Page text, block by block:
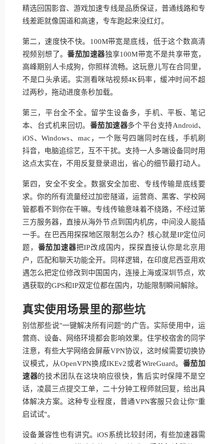
精选回国影音、游戏加速专线是品质保证，普通线路和专
线差距就像国道和高速，专车跑起来没红灯。
第二，速度快不快。100M带宽是底线，低于这个数高清
视频别想了。番茄加速器独享100M带宽不是共享带宽，
高峰期别人卡成狗，你照样流畅。这玩意儿写在合同里，
不是口头承诺。实测看咪咕视频4K码率，缓冲时间不超
过两秒，拖动进度条秒加载。
第三，平台全不全。留学生设备多，手机、平板、笔记
本、台式机来回切。 番茄加速器多个平台支持Android、
iOS、Windows、mac，一个账号四端同时在线，手机刷
抖音，电脑追综艺，互不干扰。支持一人多端设备同时用
这点太实在，不用反复登录退出，省心的细节最打动人。
第四，安全不安全。数据安全加密、专线传输是底线要
求。你的所有流量经过加密隧道，运营商、黑客、学校网
管都看不到你在干嘛。专线传输意味着不绕路，不经过第
三方服务器，直接从海外节点到国内机房，中间没人能插
一手。在巴西用探探地区限制怎么办？核心就是IP定位问
题， 番茄加速器把IP改成国内，探探直接认你是北京用
户，匹配和聊天功能全开。同样逻辑，在印度尼西亚用欢
遇怎么把定位修改到中国国内，连接上海或深圳节点，欢
遇获取的GPS和IP双定位都在国内，功能限制瞬间解除。
真实使用场景里的那些坑
别信那些说"一键解决所有问题"的广告。实际使用中，运
营商、设备、网络环境都会影响效果。住学校宿舍的同学
注意，有些大学网络会屏蔽VPN协议，这时候需要切换协
议模式，从OpenVPN换成IKEv2或者WireGuard。 番茄加
速器的技术团队在这块响应很快，售后实时保障不是空
话，凌晨三点提交工单，二十分钟工程师就回复，给出具
体解决方案。这种专业程度，普通VPN客服只会让你"重
启试试"。
设备兼容性也有讲究。iOS系统比较封闭，有些加速器需